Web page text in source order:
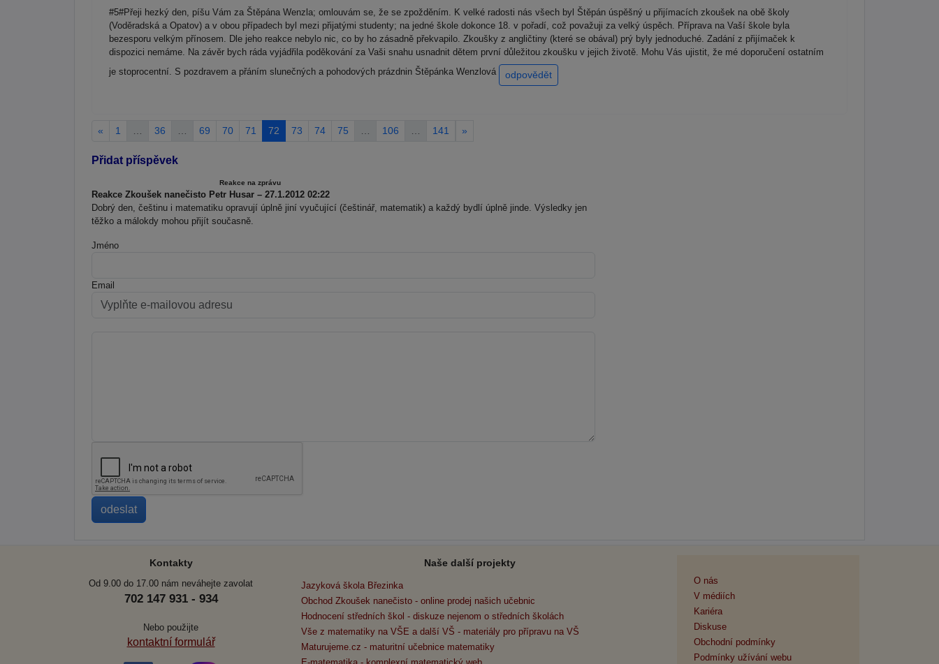
#5#Přeji hezký den, píšu Vám za Štěpána Wenzla; omlouvám se, že se zpožděním. K velké radosti nás všech byl Štěpán úspěšný u přijímacích zkoušek na obě školy
(Voděradská a Opatov) a v obou případech byl mezi přijatými studenty; na jedné škole dokonce 18. v pořadí, což považuji za velký úspěch. Příprava na Vaší škole byla
bezesporu velkým přínosem. Dle jeho reakce nebylo nic, co by ho zásadně překvapilo. Zkoušky z angličtiny (které se obával) prý byly jednoduché. Zadání z přijímaček k
dispozici nemáme. Na závěr bych ráda vyjádřila poděkování za Vaši snahu usnadnit dětem první důležitou zkoušku v jejich životě. Mohu Vás ujistit, že mé doporučení ostatním
je stoprocentní. S pozdravem a přáním slunečných a pohodových prázdnin Štěpánka Wenzlová
odpovědět
« 1 36 69 70 71 72 73 74 75 106 141 »
Přidat příspěvek
Reakce na zprávu
Reakce Zkoušek nanečisto Petr Husar – 27.1.2012 02:22
Dobrý den, češtinu i matematiku opravují úplně jiní vyučující (češtinář, matematik) a každý bydlí úplně jinde. Výsledky jen
těžko a málokdy mohou přijít současně.
Jméno
Email
Kontakty
Od 9.00 do 17.00 nám neváhejte zavolat
702 147 931 - 934
Nebo použijte
kontaktní formulář
Naše další projekty
Jazyková škola Březinka
Obchod Zkoušek nanečisto - online prodej našich učebnic
Hodnocení středních škol - diskuze nejenom o středních školách
Vše z matematiky na VŠE a další VŠ - materiály pro přípravu na VŠ
Maturujeme.cz - maturitní učebnice matematiky
O nás
V médiích
Kariéra
Diskuse
Obchodní podmínky
Podmínky užívání webu